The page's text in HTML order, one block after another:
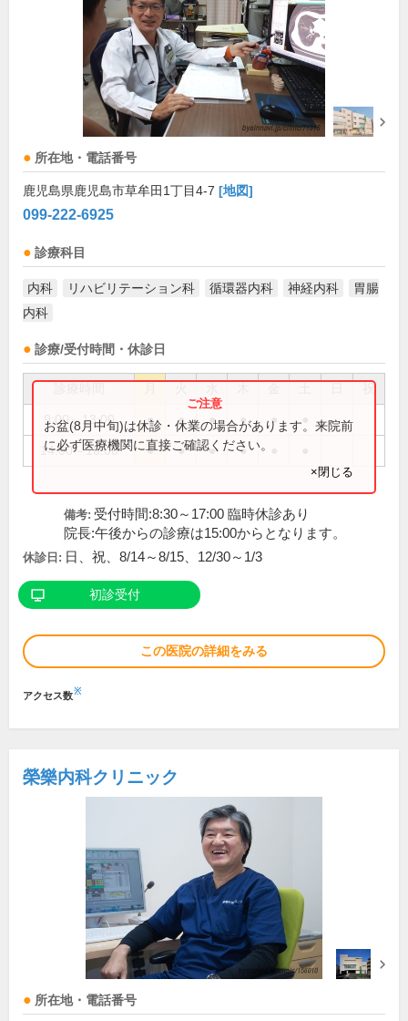
所在地・電話番号
鹿児島県鹿児島市草牟田1丁目4-7 [地図]
099-222-6925
診療科目
内科 リハビリテーション科 循環器内科 神経内科
胃腸
内科
診療/受付時間・休診日
祝
9:00～13:00 ● ● ● ● ●
14:00～18:00 ● ● ● ●
お盆(8月中旬)は休診・休業の場合があります。来院前
に必ず医療機関に直接ご確認ください。
×閉じる
備考: 受付時間:8:30～17:00 臨時休診あり
院長:午後からの診療は15:00からとなります。
休診日: 日、祝、8/14～8/15、12/30～1/3
初診受付
この医院の詳細をみる
アクセス数※
榮樂内科クリニック
所在地・電話番号